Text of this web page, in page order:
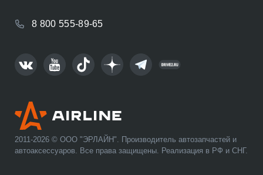
2011-2026 © ООО "ЭРЛАЙН". Производитель автозапчастей и
автоаксессуаров. Все права защищены. Реализация в РФ и СНГ.
8 800 555-89-65